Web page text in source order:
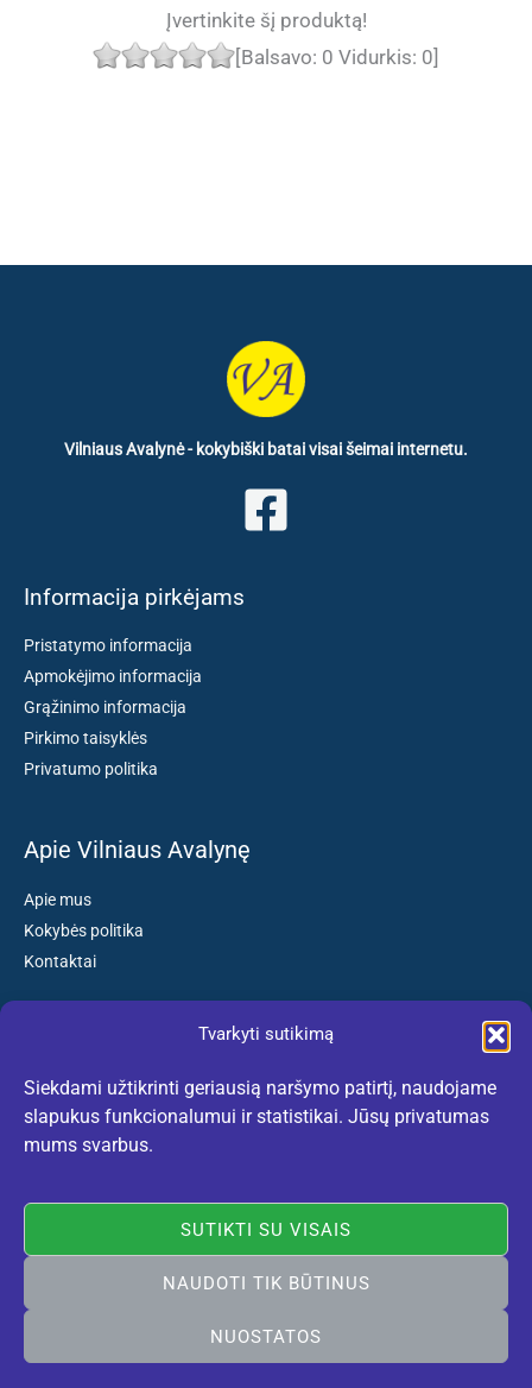
Tvarkyti sutikimą
Siekdami užtikrinti geriausią naršymo patirtį, naudojame
slapukus funkcionalumui ir statistikai. Jūsų privatumas
mums svarbus.
SUTIKTI SU VISAIS
NAUDOTI TIK BŪTINUS
NUOSTATOS
Įvertinkite šį produktą!
[Balsavo: 0 Vidurkis: 0]
Vilniaus Avalynė - kokybiški batai visai šeimai internetu.
Informacija pirkėjams
Pristatymo informacija
Apmokėjimo informacija
Grąžinimo informacija
Pirkimo taisyklės
Privatumo politika
Apie Vilniaus Avalynę
Apie mus
Kokybės politika
Kontaktai
El. paštas: kokybiskibatai@gmail.com
Tel. +370 659 77132
© 2005-2026 Vilniaus Avalynė. Visos teisės saugomos. Sukurta
Vilniausweb